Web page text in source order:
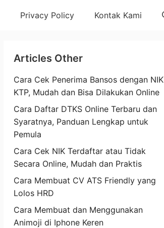
Privacy Policy Kontak Kami
Articles Other
Cara Cek Penerima Bansos dengan NIK
KTP, Mudah dan Bisa Dilakukan Online
Cara Daftar DTKS Online Terbaru dan
Syaratnya, Panduan Lengkap untuk
Pemula
Cara Cek NIK Terdaftar atau Tidak
Secara Online, Mudah dan Praktis
Cara Membuat CV ATS Friendly yang
Lolos HRD
Cara Membuat dan Menggunakan
Animoji di Iphone Keren